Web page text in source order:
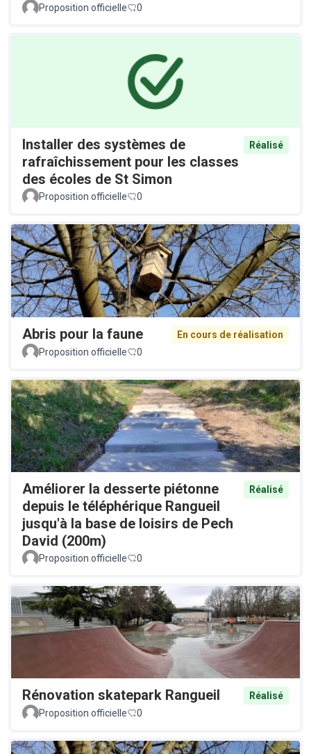
Proposition officielle 0
Installer des systèmes de
rafraîchissement pour les classes
des écoles de St Simon
Réalisé
Proposition officielle 0
Abris pour la faune
En cours de réalisation
Proposition officielle
0
Améliorer la desserte piétonne
depuis le téléphérique Rangueil
jusqu'à la base de loisirs de Pech
David (200m)
Réalisé
Proposition officielle 0
Rénovation skatepark Rangueil
Réalisé
Proposition officielle
0